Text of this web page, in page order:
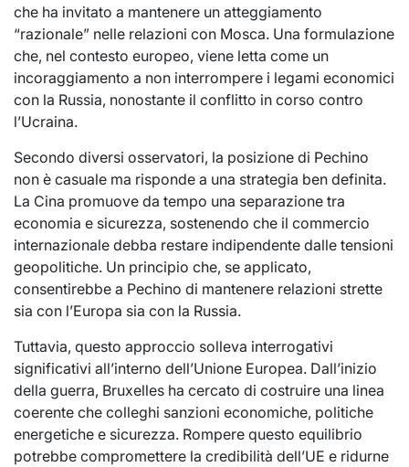
che ha invitato a mantenere un atteggiamento
“razionale” nelle relazioni con Mosca. Una formulazione
che, nel contesto europeo, viene letta come un
incoraggiamento a non interrompere i legami economici
con la Russia, nonostante il conflitto in corso contro
l’Ucraina.
Secondo diversi osservatori, la posizione di Pechino
non è casuale ma risponde a una strategia ben definita.
La Cina promuove da tempo una separazione tra
economia e sicurezza, sostenendo che il commercio
internazionale debba restare indipendente dalle tensioni
geopolitiche. Un principio che, se applicato,
consentirebbe a Pechino di mantenere relazioni strette
sia con l’Europa sia con la Russia.
Tuttavia, questo approccio solleva interrogativi
significativi all’interno dell’Unione Europea. Dall’inizio
della guerra, Bruxelles ha cercato di costruire una linea
coerente che colleghi sanzioni economiche, politiche
energetiche e sicurezza. Rompere questo equilibrio
potrebbe compromettere la credibilità dell’UE e ridurne